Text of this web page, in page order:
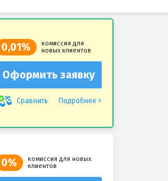
0,01%
комиссия для
новых клиентов
Оформить заявку
Сравнить Подробнее
0%
комиссия для новых
клиентов